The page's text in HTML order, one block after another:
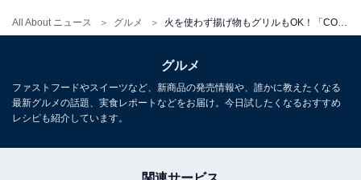
All About ニュース グルメ
広い！
エアフライヤー上部のタッチパネルには、温度や時間を
調節する「＋」「－」と、「予熱」「保温」などのボタ
ンがあり、感覚的に操作できるようになっています。
グルメ
ファストフードやスイーツなど、新商品の発売情報や、誰かに教えたくなる
最新グルメの話題、実食レポートなどをお届け。今日試したくなるおすすめ
レシピも紹介しています。